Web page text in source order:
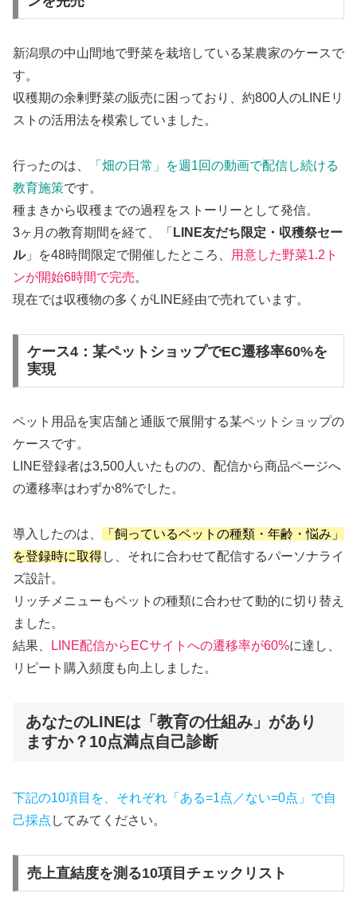
新潟県の中山間地で野菜を栽培している某農家のケースで
す。
収穫期の余剰野菜の販売に困っており、約800人のLINEリ
ストの活用法を模索していました。
行ったのは、
「畑の日常」を週1回の動画で配信し続ける
教育施策です。
種まきから収穫までの過程をストーリーとして発信。
3ヶ月の教育期間を経て、「 LINE友だち限定・収穫祭セー
ル」を48時間限定で開催したところ、
用意した野菜1.2ト
ンが開始6時間で完売。
現在では収穫物の多くがLINE経由で売れています。
ケース4：某ペットショップでEC遷移率60%を
実現
ペット用品を実店舗と通販で展開する某ペットショップの
ケースです。
LINE登録者は3,500人いたものの、配信から商品ページへ
の遷移率はわずか8%でした。
導入したのは、
「飼っているペットの種類・年齢・悩み」
を登録時に取得し、それに合わせて配信するパーソナライ
ズ設計。
リッチメニューもペットの種類に合わせて動的に切り替え
ました。
結果、
LINE配信からECサイトへの遷移率が60%に達し、
リピート購入頻度も向上しました。
あなたのLINEは「教育の仕組み」があり
ますか？10点満点自己診断
下記の10項目を、それぞれ「ある=1点／ない=0点」で自
己採点 してみてください。
売上直結度を測る10項目チェックリスト